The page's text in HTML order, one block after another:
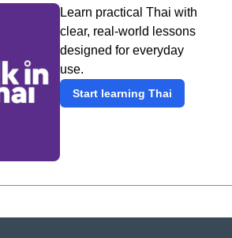
Learn practical Thai with
clear, real-world lessons
designed for everyday
use.
Start learning Thai